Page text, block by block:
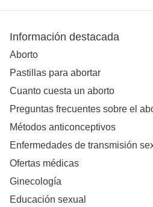
Información destacada
Aborto
Pastillas para abortar
Cuanto cuesta un aborto
Preguntas frecuentes sobre el
Métodos anticonceptivos
Enfermedades de transmisión
Ofertas médicas
Ginecología
Educación sexual